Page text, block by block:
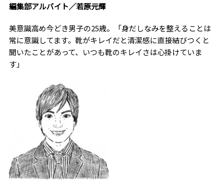
編集部アルバイト／若原元輝
美意識高め今どき男子の25歳。「身だしなみを整えることは
常に意識してます。靴がキレイだと清潔感に直接結びつくと
聞いたことがあって、いつも靴のキレイさは心掛けていま
す」